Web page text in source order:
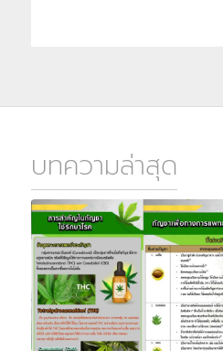
บทความล่าสุด